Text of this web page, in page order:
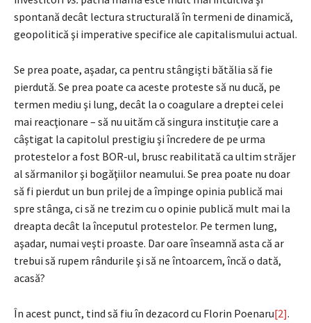
spontană decât lectura structurală în termeni de dinamică,
geopolitică şi imperative specifice ale capitalismului actual.
Se prea poate, aşadar, ca pentru stângişti bătălia să fie
pierdută. Se prea poate ca aceste proteste să nu ducă, pe
termen mediu şi lung, decât la o coagulare a dreptei celei
mai reacţionare – să nu uităm că singura instituţie care a
câştigat la capitolul prestigiu şi încredere de pe urma
protestelor a fost BOR-ul, brusc reabilitată ca ultim străjer
al sărmanilor şi bogăţiilor neamului. Se prea poate nu doar
să fi pierdut un bun prilej de a împinge opinia publică mai
spre stânga, ci să ne trezim cu o opinie publică mult mai la
dreapta decât la începutul protestelor. Pe termen lung,
aşadar, numai veşti proaste. Dar oare înseamnă asta că ar
trebui să rupem rândurile şi să ne întoarcem, încă o dată,
acasă?
În acest punct, tind să fiu în dezacord cu Florin Poenaru[2].